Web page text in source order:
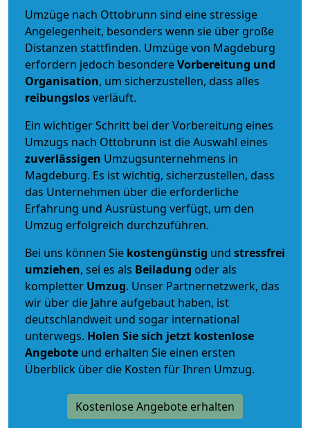
Umzüge nach Ottobrunn sind eine stressige
Angelegenheit, besonders wenn sie über große
Distanzen stattfinden. Umzüge von Magdeburg
erfordern jedoch besondereVorbereitung und
Organisation, um sicherzustellen, dass alles
reibungslosverläuft.
Ein wichtiger Schritt bei der Vorbereitung eines
Umzugs nach Ottobrunn ist die Auswahl eines
zuverlässigen Umzugsunternehmens in
Magdeburg. Es ist wichtig, sicherzustellen, dass
das Unternehmen über die erforderliche
Erfahrung und Ausrüstung verfügt, um den
Umzug erfolgreich durchzuführen.
Bei uns können Sie kostengünstig und stressfrei
umziehen, sei es als Beiladung oder als
kompletter Umzug. Unser Partnernetzwerk, das
wir über die Jahre aufgebaut haben, ist
deutschlandweit und sogar international
unterwegs. Holen Sie sich jetzt kostenlose
Angebote und erhalten Sie einen ersten
Überblick über die Kosten für Ihren Umzug.
Kostenlose Angebote erhalten